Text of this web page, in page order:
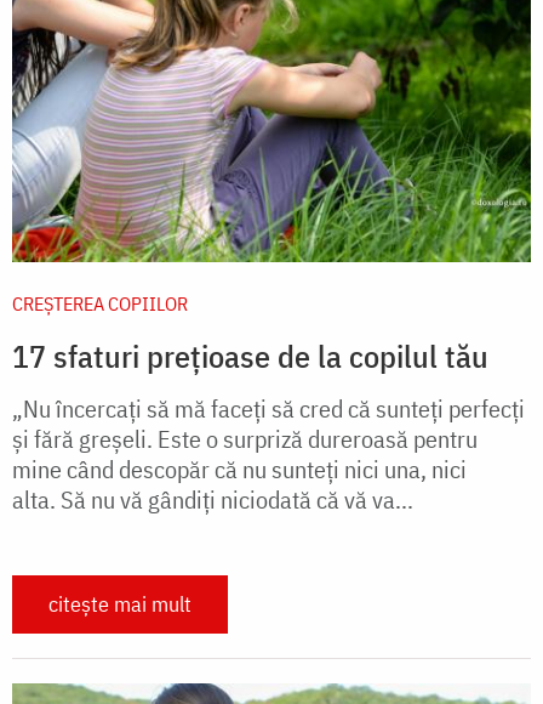
CREŞTEREA COPIILOR
17 sfaturi prețioase de la copilul tău
„Nu încercați să mă faceți să cred că sunteți perfecți
și fără greșeli. Este o surpriză dureroasă pentru
mine când descopăr că nu sunteți nici una, nici
alta. Să nu vă gândiți niciodată că vă va...
citește mai mult